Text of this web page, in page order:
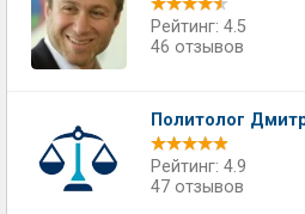
Рейтинг: 4.5
46 отзывов
Политолог
Рейтинг: 4.9
47 отзывов